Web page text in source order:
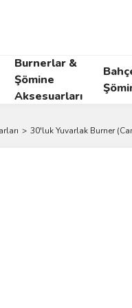
Burnerlar &
Şömine
Aksesuarları
30'luk Yuvarlak Burner